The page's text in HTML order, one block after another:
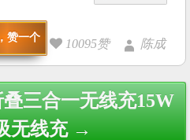
赞一个 10095赞 陈成
三合一无线充15W
无线充 →